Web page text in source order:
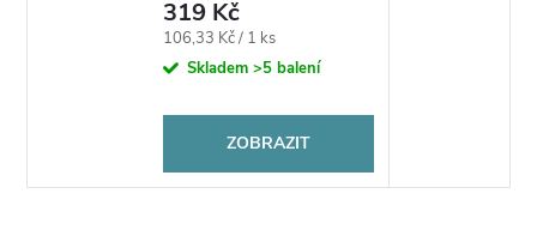
319 Kč
Měrná
cena:
106,33 Kč / 1 ks
Skladem >5 balení
ZOBRAZIT